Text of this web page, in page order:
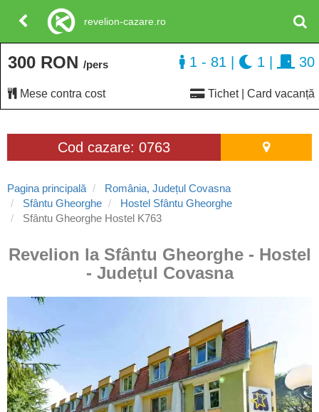
Cod cazare: 0763
Pagina principală
România, Județul Covasna
Sfântu Gheorghe
Hostel Sfântu Gheorghe
Sfântu Gheorghe Hostel K763
Revelion la Sfântu Gheorghe - Hostel
- Județul Covasna
300 RON /pers
Mese contra cost Tichet | Card vacanță
1 - 81 1 30
revelion-cazare.ro